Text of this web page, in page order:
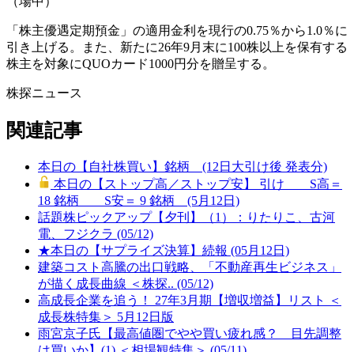
「株主優遇定期預金」の適用金利を現行の0.75％から1.0％に
引き上げる。また、新たに26年9月末に100株以上を保有する
株主を対象にQUOカード1000円分を贈呈する。
株探ニュース
関連記事
本日の【自社株買い】銘柄 (12日大引け後 発表分)
本日の【ストップ高／ストップ安】 引け S高＝
18 銘柄 S安＝ 9 銘柄 (5月12日)
話題株ピックアップ【夕刊】（1）：りたりこ、古河
電、フジクラ (05/12)
★本日の【サプライズ決算】続報 (05月12日)
建築コスト高騰の出口戦略、「不動産再生ビジネス」
が描く成長曲線 ＜株探.. (05/12)
高成長企業を追う！ 27年3月期【増収増益】リスト ＜
成長株特集＞ 5月12日版
雨宮京子氏【最高値圏でやや買い疲れ感？ 目先調整